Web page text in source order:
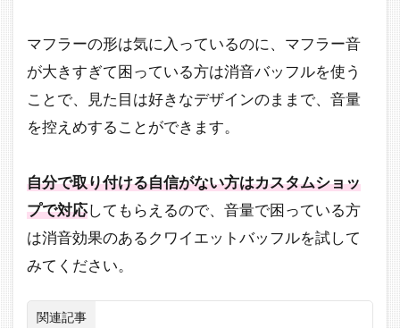
マフラーの形は気に入っているのに、マフラー音
が大きすぎて困っている方は消音バッフルを使う
ことで、見た目は好きなデザインのままで、音量
を控えめすることができます。
自分で取り付ける自信がない方はカスタムショッ
プで対応してもらえるので、音量で困っている方
は消音効果のあるクワイエットバッフルを試して
みてください。
関連記事